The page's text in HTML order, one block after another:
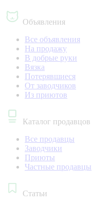
Объявления
Все объявления
На продажу
В добрые руки
Вязка
Потерявшиеся
От заводчиков
Из приютов
Каталог продавцов
Все продавцы
Заводчики
Приюты
Частные продавцы
Статьи